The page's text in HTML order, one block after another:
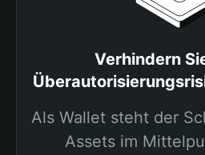
Verhindern
Als Wallet steht der
Assets im